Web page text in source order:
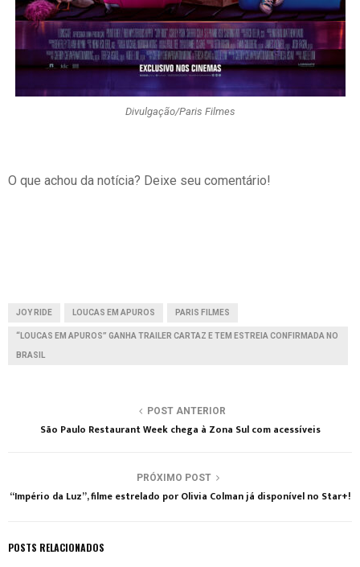
Divulgação/Paris Filmes
O que achou da notícia? Deixe seu comentário!
JOY RIDE LOUCAS EM APUROS PARIS FILMES
“LOUCAS EM APUROS” GANHA TRAILER CARTAZ E TEM ESTREIA CONFIRMADA NO
BRASIL
POST ANTERIOR
São Paulo Restaurant Week chega à Zona Sul com acessíveis
PRÓXIMO POST
“Império da Luz”, filme estrelado por Olivia Colman já disponível no Star+!
POSTS RELACIONADOS